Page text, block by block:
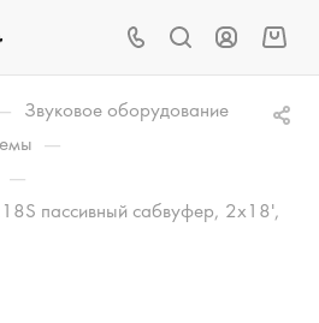
Звуковое оборудование
—
—
пассивный сабвуфер, 2x18',